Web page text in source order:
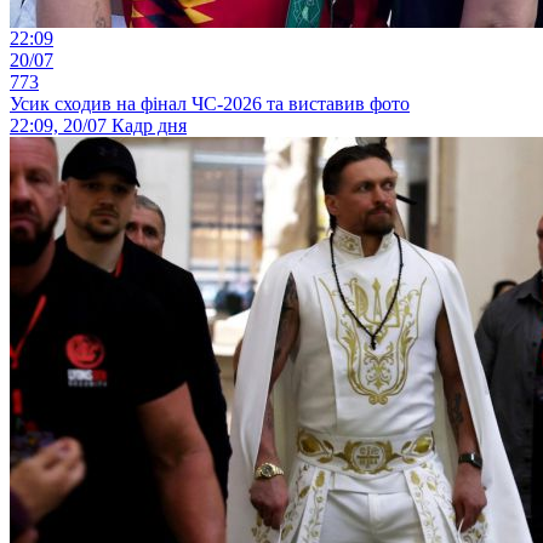
22:09
20/07
773
Усик сходив на фінал ЧС-2026 та виставив фото
22:09, 20/07 Кадр дня